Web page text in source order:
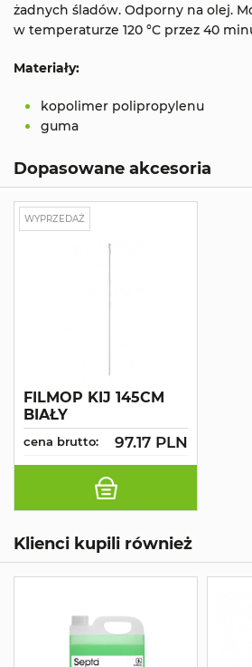
żadnych śladów. Odporny na olej.
w temperaturze 120 °C przez 40
Materiały:
kopolimer polipropylenu
guma
Dopasowane akcesoria
WYPRZEDAŻ
FILMOP KIJ 145CM
BIAŁY
cena brutto: 97.17 PLN
Klienci kupili również